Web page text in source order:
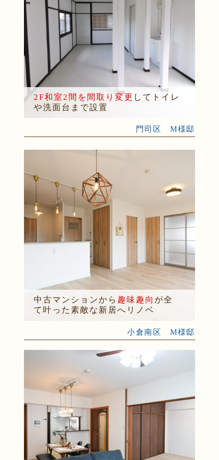
2F和室2間を間取り変更 してトイレ
や洗面台まで設置
門司区 M様邸
中古マンションから 趣味趣向 が全
て叶った素敵な新居へリノベ
小倉南区 M様邸